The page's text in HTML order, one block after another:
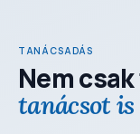
TANÁCSADÁS
Nem
tanácsot is